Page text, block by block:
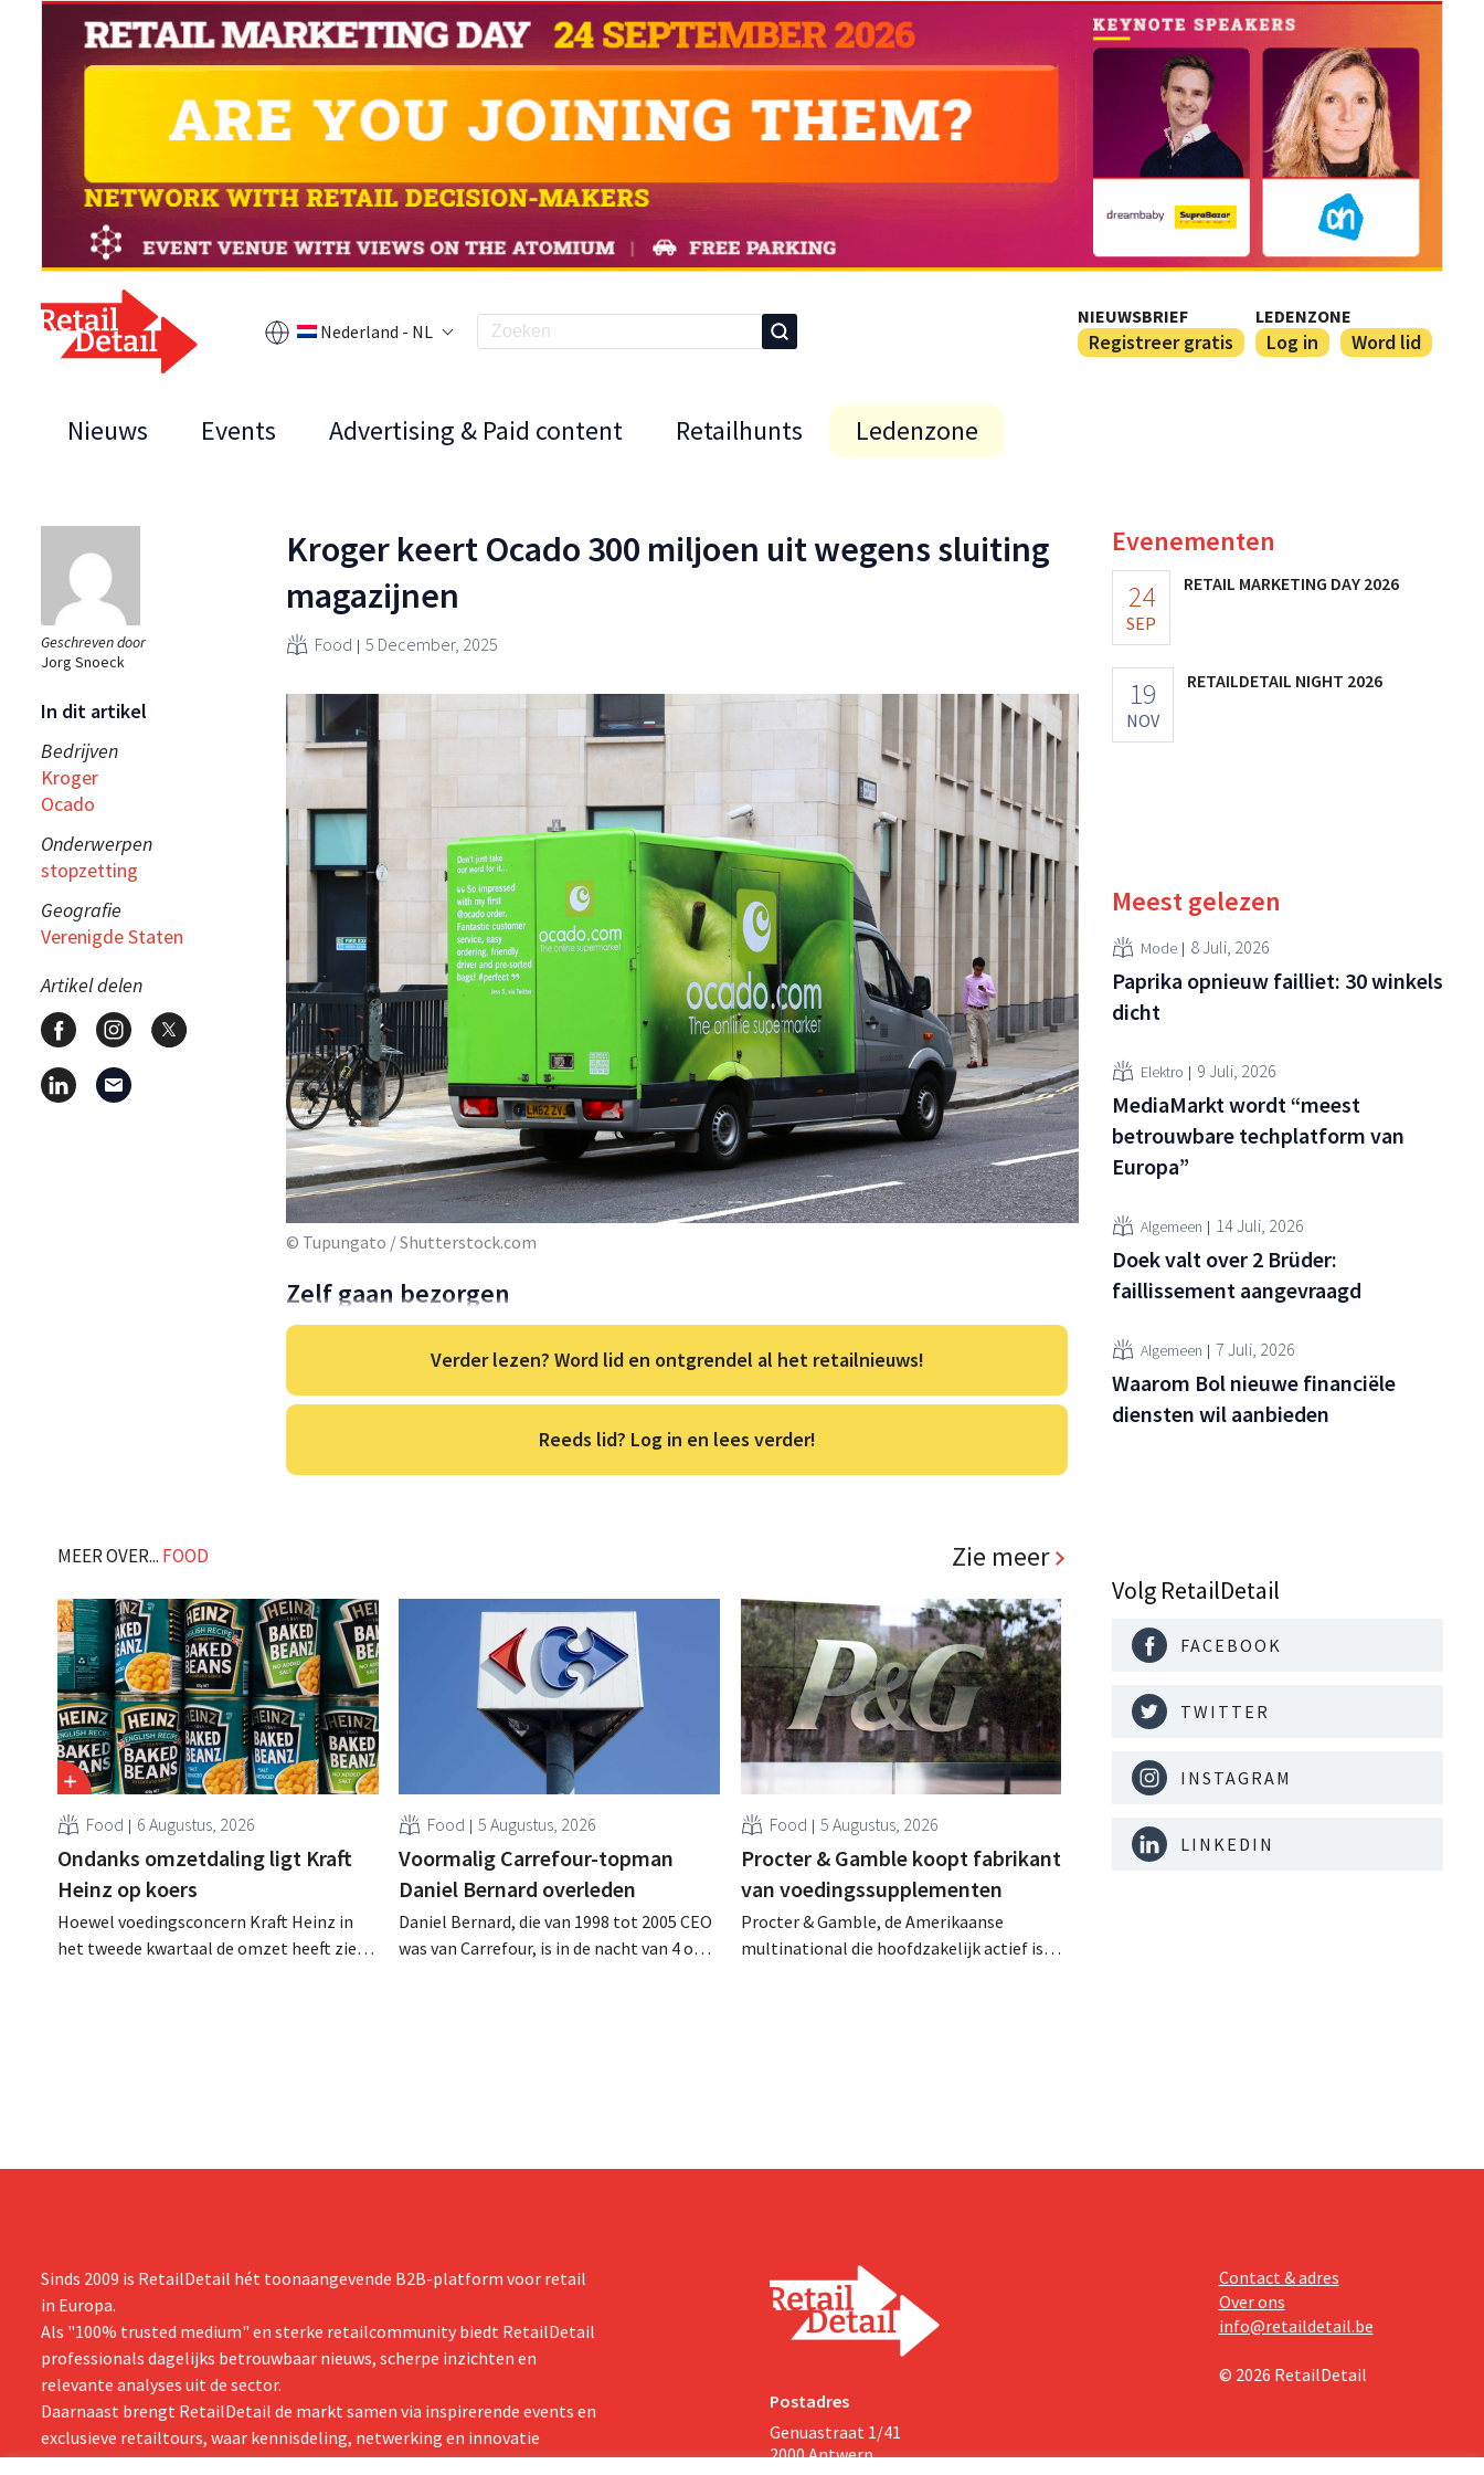
Nederland - NL
NIEUWSBRIEF
Registreer gratis
LEDENZONE
Log in Word lid
Nieuws Events Advertising & Paid content Retailhunts Ledenzone
Geschreven door
Jorg Snoeck
In dit artikel
Bedrijven
Kroger
Ocado
Onderwerpen
stopzetting
Geografie
Verenigde Staten
Artikel delen
Kroger keert Ocado 300 miljoen uit wegens sluiting
magazijnen
Food 5 December, 2025
© Tupungato / Shutterstock.com
Zelf gaan bezorgen
Verder lezen? Word lid en ontgrendel al het retailnieuws!
Reeds lid? Log in en lees verder!
MEER OVER... FOOD Zie meer
Food 6 Augustus, 2026
Ondanks omzetdaling ligt Kraft
Heinz op koers
Hoewel voedingsconcern Kraft Heinz in
het tweede kwartaal de omzet heeft zien
Food 5 Augustus, 2026
Voormalig Carrefour-topman
Daniel Bernard overleden
Daniel Bernard, die van 1998 tot 2005 CEO
was van Carrefour, is in de nacht van 4 op 5
Food 5 Augustus, 2026
Procter & Gamble koopt fabrikant
van voedingssupplementen
Procter & Gamble, de Amerikaanse
multinational die hoofdzakelijk actief is in
Evenementen
24
SEP
RETAIL MARKETING DAY 2026
19
NOV
RETAILDETAIL NIGHT 2026
Meest gelezen
Mode 8 Juli, 2026
Paprika opnieuw failliet: 30 winkels
dicht
Elektro 9 Juli, 2026
MediaMarkt wordt “meest
betrouwbare techplatform van
Europa”
Algemeen 14 Juli, 2026
Doek valt over 2 Brüder:
faillissement aangevraagd
Algemeen 7 Juli, 2026
Waarom Bol nieuwe financiële
diensten wil aanbieden
Volg RetailDetail
FACEBOOK
TWITTER
INSTAGRAM
LINKEDIN
Sinds 2009 is RetailDetail hét toonaangevende B2B-platform voor retail
in Europa.
Als "100% trusted medium" en sterke retailcommunity biedt RetailDetail
professionals dagelijks betrouwbaar nieuws, scherpe inzichten en
relevante analyses uit de sector.
Daarnaast brengt RetailDetail de markt samen via inspirerende events en
exclusieve retailtours, waar kennisdeling, netwerking en innovatie
centraal staan.
Postadres
Genuastraat 1/41
2000 Antwerp
Contact & adres
Over ons
info@retaildetail.be
© 2026 RetailDetail